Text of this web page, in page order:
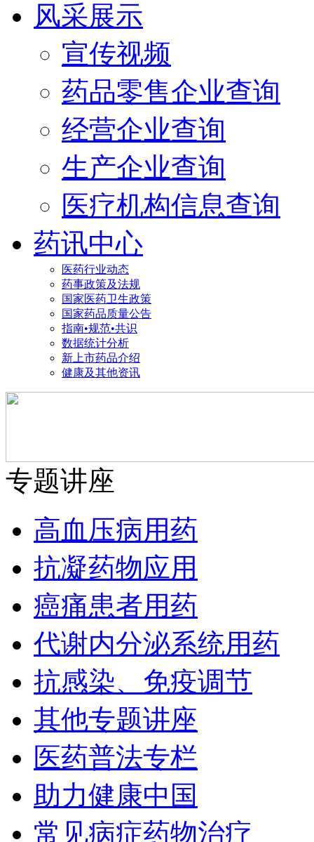
风采展示
宣传视频
药品零售企业查询
经营企业查询
生产企业查询
医疗机构信息查询
药讯中心
医药行业动态
药事政策及法规
国家医药卫生政策
国家药品质量公告
指南•规范•共识
数据统计分析
新上市药品介绍
健康及其他资讯
专题讲座
高血压病用药
抗凝药物应用
癌痛患者用药
代谢内分泌系统用药
抗感染、免疫调节
其他专题讲座
医药普法专栏
助力健康中国
常见病症药物治疗